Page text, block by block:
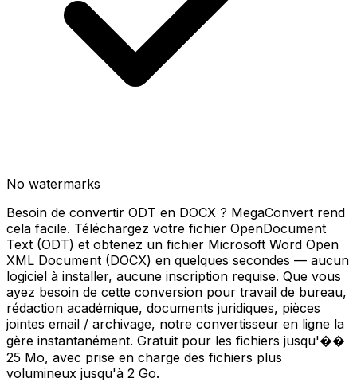
No watermarks
Besoin de convertir ODT en DOCX ? MegaConvert rend
cela facile. Téléchargez votre fichier OpenDocument
Text (ODT) et obtenez un fichier Microsoft Word Open
XML Document (DOCX) en quelques secondes — aucun
logiciel à installer, aucune inscription requise. Que vous
ayez besoin de cette conversion pour travail de bureau,
rédaction académique, documents juridiques, pièces
jointes email / archivage, notre convertisseur en ligne la
gère instantanément. Gratuit pour les fichiers jusqu'��
25 Mo, avec prise en charge des fichiers plus
volumineux jusqu'à 2 Go.